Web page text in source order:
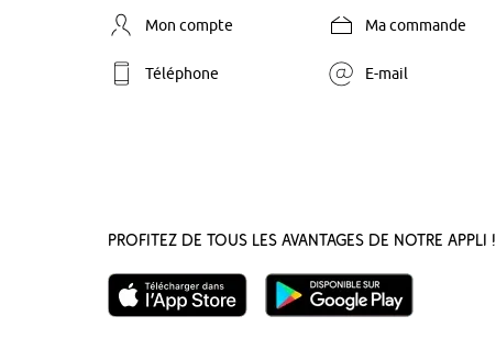
Mon compte Ma commande
Téléphone E-mail
Profitez de tous les avantages de notre appli !